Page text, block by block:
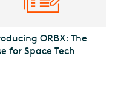
ORBX: The
for Space Tech